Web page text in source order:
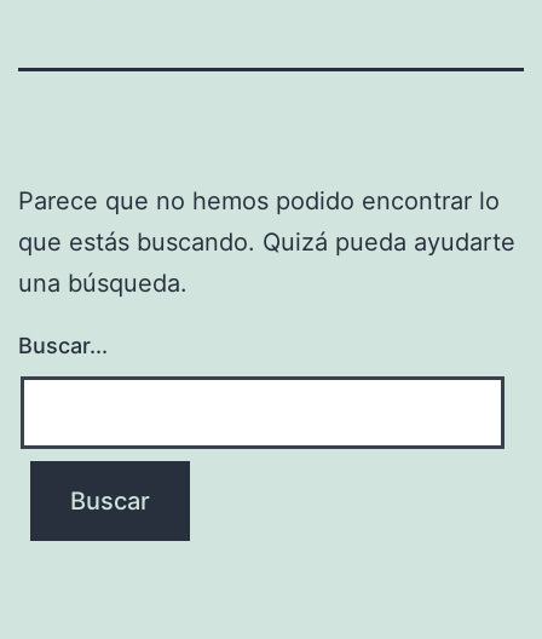
Parece que no hemos podido encontrar lo
que estás buscando. Quizá pueda ayudarte
una búsqueda.
Buscar...